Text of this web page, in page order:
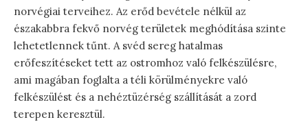
norvégiai terveihez. Az erőd bevétele nélkül az
északabbra fekvő norvég területek meghódítása szinte
lehetetlennek tűnt. A svéd sereg hatalmas
erőfeszítéseket tett az ostromhoz való felkészülésre,
ami magában foglalta a téli körülményekre való
felkészülést és a nehéztüzérség szállítását a zord
terepen keresztül.